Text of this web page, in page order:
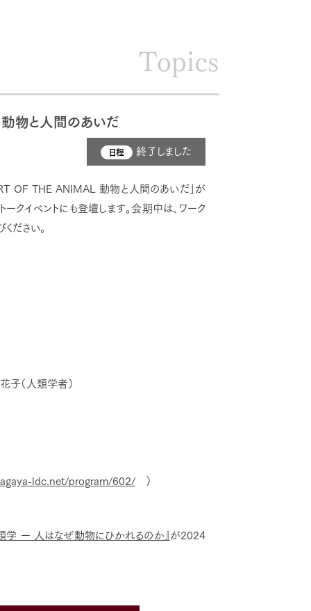
Topics
物と人間のあいだ
日程 終了しました
OF THE ANIMAL 動物と人間のあいだ」が
クイベントにも登壇します。会期中は、ワーク
ださい。
子（人類学者）
ldc.net/program/602/ ）
類学 ー 人はなぜ動物にひかれるのか』 が2024